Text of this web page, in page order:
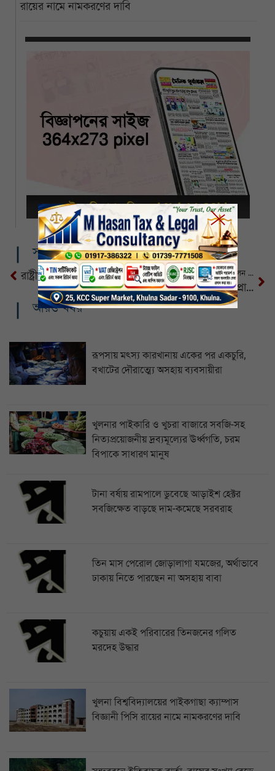
রায়ের নামে নামকরণের দাবি
সম্পর্কিত খবর
রাষ্ট্রীয় মর্যাদায় খালেদা জিয়ার দাফন সম্পন্ন মায়ের জন্য সবার কাছে দোয়া চাইলেন তারেক রহমান
খুলনা-৩ আসনে ৩ স্বতন্ত্র প্রার্থীর মনোনয়ন বাতিল, বৈধ ৯ জন
আরও খবর
রূপসায় মৎস্য কারখানায় একের পর একচুরি,
বখাটের দৌরাত্ম্যে অসহায় ব্যবসায়ীরা
খুলনার পাইকারি ও খুচরা বাজারে সবজি-সহ
নিত্যপ্রয়োজনীয় দ্রব্যমূল্যের ঊর্ধ্বগতি, চরম
বিপাকে সাধারণ মানুষ
টানা বর্ষায় রামপালে ডুবেছে আড়াইশ হেক্টর
সবজিক্ষেত বাড়ছে দাম-কমেছে সরবরাহ
তিন মাস পেরোল জোড়ালাগা যমজের, অর্থাভাবে
ঢাকায় নিতে পারছেন না অসহায় বাবা
কচুয়ায় একই পরিবারের তিনজনের গলিত
মরদেহ উদ্ধার
খুলনা বিশ্ববিদ্যালয়ের পাইকগাছা ক্যাম্পাস
বিজ্ঞানী পিসি রায়ের নামে নামকরণের দাবি